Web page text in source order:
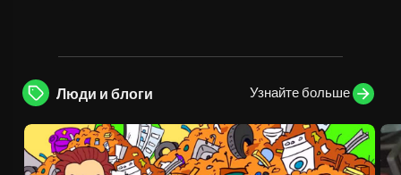
Люди и блоги Узнайте больше